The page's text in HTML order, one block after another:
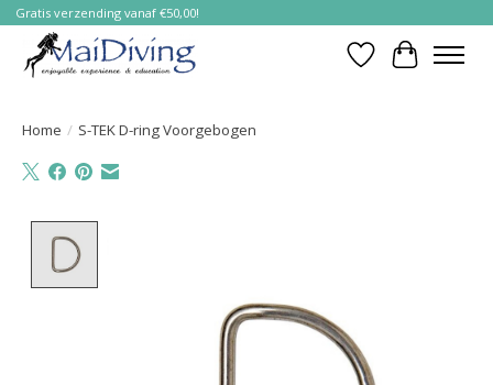
Gratis verzending vanaf €50,00!
Verlanglijst
Home / S-TEK D-ring Voorgebogen